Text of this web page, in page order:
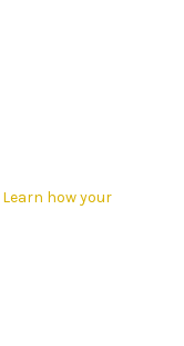
Learn how your